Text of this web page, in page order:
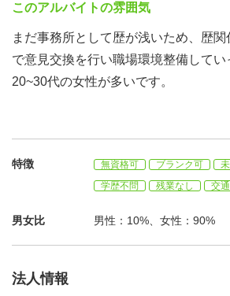
このアルバイトの雰囲気
まだ事務所として歴が浅いため、歴
で意見交換を行い職場環境整備してい
20~30代の女性が多いです。
特徴 無資格可 ブランク可
学歴不問
残業なし 交
男女比 男性：10%、女性：90%
法人情報